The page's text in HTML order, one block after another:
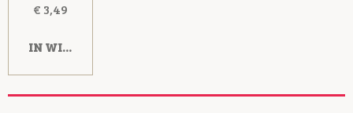
€ 3,49
IN WINKELWAGEN